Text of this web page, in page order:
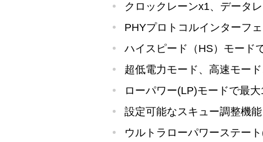
クロックレーンx1、データ
PHYプロトコルインターフ
ハイスピード（HS）モード
超低電力モード、高速モー
ローパワー(LP)モードで最
設定可能なスキュー調整機能
ウルトラローパワーステー